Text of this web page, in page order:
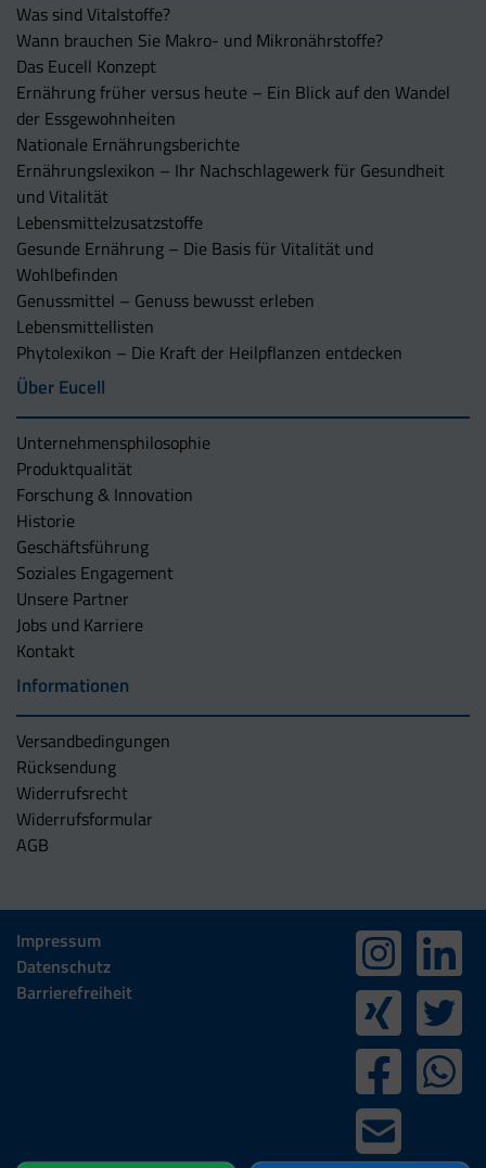
Was sind Vitalstoffe?
Wann brauchen Sie Makro- und Mikronährstoffe?
Das Eucell Konzept
Ernährung früher versus heute – Ein Blick auf den Wandel
der Essgewohnheiten
Nationale Ernährungsberichte
Ernährungslexikon – Ihr Nachschlagewerk für Gesundheit
und Vitalität
Lebensmittelzusatzstoffe
Gesunde Ernährung – Die Basis für Vitalität und
Wohlbefinden
Genussmittel – Genuss bewusst erleben
Lebensmittellisten
Phytolexikon – Die Kraft der Heilpflanzen entdecken
Über Eucell
Unternehmens­philosophie
Produktqualität
Forschung & Innovation
Historie
Geschäftsführung
Soziales Engagement
Unsere Partner
Jobs und Karriere
Kontakt
Informationen
Versandbedingungen
Rücksendung
Widerrufsrecht
Widerrufsformular
AGB
Impressum
Datenschutz
Barrierefreiheit